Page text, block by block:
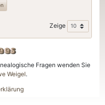
Zeige
Fragen wenden Sie
Weigel.